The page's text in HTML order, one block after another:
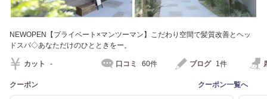
NEWOPEN【プライベート×マンツーマン】こだわり空間で髪質改善とヘッ
ドスパ◇あなただけのひとときをー。
カット - 口コミ 60件 ブログ 1件
クーポン クーポン一覧へ